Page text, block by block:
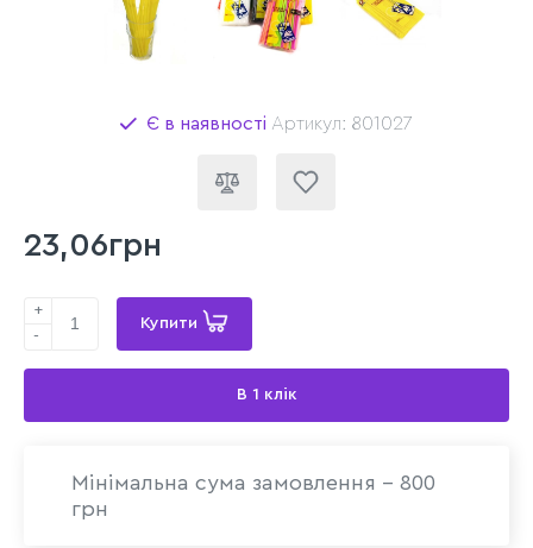
Є в наявності Артикул: 801027
23,06грн
+
-
Купити
В 1 клік
Мінімальна сума замовлення - 800
грн